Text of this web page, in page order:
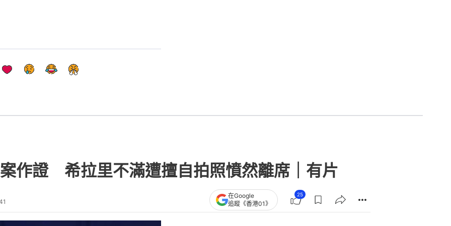
作證 希拉里不滿遭擅自拍照憤然離席｜有片
在Google
追蹤《香港01》
25